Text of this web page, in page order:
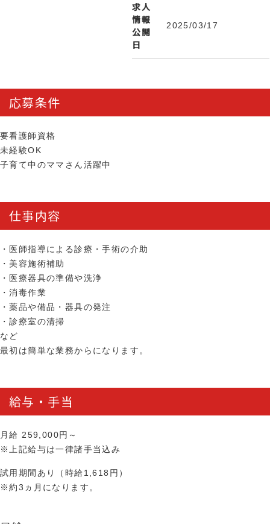
求人
情報
公開
日
2025/03/17
応募条件
要看護師資格
未経験OK
子育て中のママさん活躍中
仕事内容
・医師指導による診療・手術の介助
・美容施術補助
・医療器具の準備や洗浄
・消毒作業
・薬品や備品・器具の発注
・診療室の清掃
など
最初は簡単な業務からになります。
給与・手当
月給 259,000円～
※上記給与は一律諸手当込み
試用期間あり（時給1,618円）
※約3ヵ月になります。